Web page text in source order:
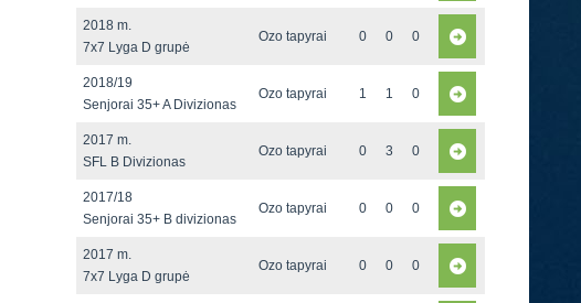
2018 m.
7x7 Lyga D grupė
Ozo tapyrai 0 0 0
2018/19
Senjorai 35+ A Divizionas
Ozo tapyrai 1 1 0
2017 m.
SFL B Divizionas
Ozo tapyrai 0 3 0
2017/18
Senjorai 35+ B divizionas
Ozo tapyrai 0 0 0
2017 m.
7x7 Lyga D grupė
Ozo tapyrai 0 0 0